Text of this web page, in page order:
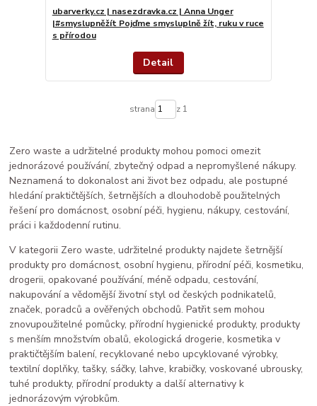
ubarverky.cz | nasezdravka.cz | Anna Unger
|#smyslupněžít Pojďme smysluplně žít, ruku v ruce
s přírodou
Detail
strana z 1
Zero waste a udržitelné produkty mohou pomoci omezit
jednorázové používání, zbytečný odpad a nepromyšlené nákupy.
Neznamená to dokonalost ani život bez odpadu, ale postupné
hledání praktičtějších, šetrnějších a dlouhodobě použitelných
řešení pro domácnost, osobní péči, hygienu, nákupy, cestování,
práci i každodenní rutinu.
V kategorii Zero waste, udržitelné produkty najdete šetrnější
produkty pro domácnost, osobní hygienu, přírodní péči, kosmetiku,
drogerii, opakované používání, méně odpadu, cestování,
nakupování a vědomější životní styl od českých podnikatelů,
značek, poradců a ověřených obchodů. Patřit sem mohou
znovupoužitelné pomůcky, přírodní hygienické produkty, produkty
s menším množstvím obalů, ekologická drogerie, kosmetika v
praktičtějším balení, recyklované nebo upcyklované výrobky,
textilní doplňky, tašky, sáčky, lahve, krabičky, voskované ubrousky,
tuhé produkty, přírodní produkty a další alternativy k
jednorázovým výrobkům.